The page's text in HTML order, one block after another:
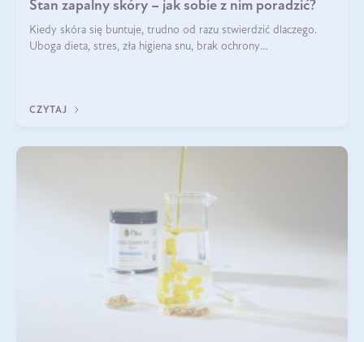
Stan zapalny skóry – jak sobie z nim poradzić?
Kiedy skóra się buntuje, trudno od razu stwierdzić dlaczego.
Uboga dieta, stres, zła higiena snu, brak ochrony
CZYTAJ